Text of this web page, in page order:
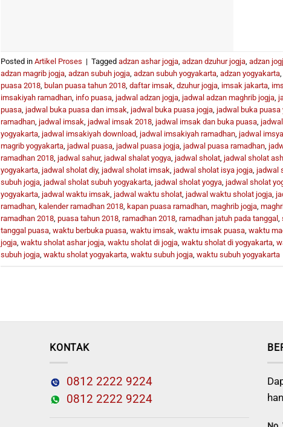
Posted in Artikel Proses | Tagged adzan ashar jogja, adzan dzuhur jogja, adzan
adzan magrib jogja, adzan subuh jogja, adzan subuh yogyakarta, adzan yogyakarta,
puasa 2018, bulan puasa tahun 2018, daftar imsak, dzuhur jogja, imsak jakarta,
imsakiyah ramadhan, info puasa, jadwal adzan jogja, jadwal adzan maghrib jogja,
puasa, jadwal buka puasa dan imsak, jadwal buka puasa jogja, jadwal buka puasa
ramadhan, jadwal imsak, jadwal imsak 2018, jadwal imsak dan buka puasa,
yogyakarta, jadwal imsakiyah download, jadwal imsakiyah ramadhan, jadwal
magrib yogyakarta, jadwal puasa, jadwal puasa jogja, jadwal puasa ramadhan,
ramadhan 2018, jadwal sahur, jadwal shalat yogya, jadwal sholat, jadwal sholat
yogyakarta, jadwal sholat diy, jadwal sholat imsak, jadwal sholat isya jogja, jadwal
subuh jogja, jadwal sholat subuh yogyakarta, jadwal sholat yogya, jadwal sholat
yogyakarta, jadwal waktu imsak, jadwal waktu sholat, jadwal waktu sholat jogja,
ramadhan, kalender ramadhan 2018, kapan puasa ramadhan, maghrib jogja,
ramadhan 2018, puasa tahun 2018, ramadhan 2018, ramadhan jatuh pada tanggal ,
tanggal puasa, waktu berbuka puasa, waktu imsak, waktu imsak puasa, waktu
jogja, waktu sholat ashar jogja, waktu sholat di jogja, waktu sholat di yogyakarta,
subuh jogja, waktu sholat yogyakarta, waktu subuh jogja, waktu subuh yogyakarta
KONTAK
0812 2222 9224
0812 2222 9224